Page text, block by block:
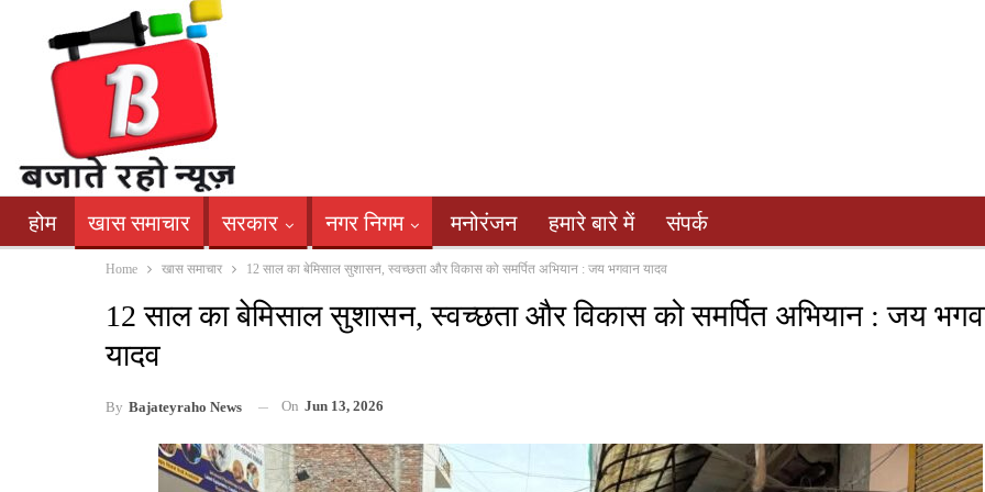
होम खास समाचार सरकार नगर निगम मनोरंजन हमारे बारे में संपर्क
Home खास समाचार 12 साल का बेमिसाल सुशासन, स्वच्छता और विकास को समर्पित अभियान : जय भगवान यादव
12 साल का बेमिसाल सुशासन, स्वच्छता और विकास को समर्पित अभियान : जय
यादव
By Bajateyraho News On Jun 13, 2026